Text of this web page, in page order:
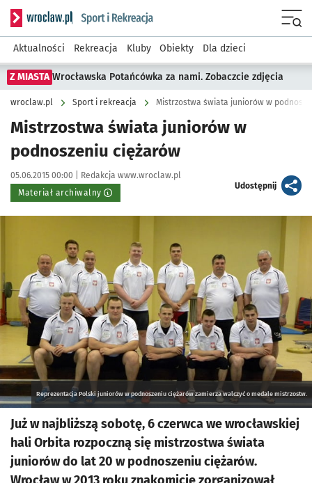
Serwis informacyjny wroclaw.pl podserwis: Sport i rekreacja
Aktualności Rekreacja Kluby Obiekty Dla dzieci
Z MIASTA Wrocławska Potańcówka za nami. Zobaczcie zdjęcia
wroclaw.pl Sport i rekreacja Mistrzostwa świata juniorów w
Mistrzostwa świata juniorów w
podnoszeniu ciężarów
Data publikacji:
05.06.2015 00:00 | Autor:
Redakcja www.wroclaw.pl
Materiał archiwalny
Udostępnijartykuł
Reprezentacja Polski juniorów w podnoszeniu ciężarów zamierza walczyć o medale mistrzostw.
Już w najbliższą sobotę, 6 czerwca we wrocławskiej
hali Orbita rozpoczną się mistrzostwa świata
juniorów do lat 20 w podnoszeniu ciężarów.